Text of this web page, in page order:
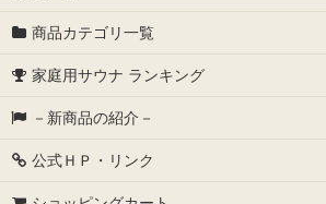
商品カテゴリ一覧
家庭用サウナ ランキング
－新商品の紹介－
公式ＨＰ・リンク